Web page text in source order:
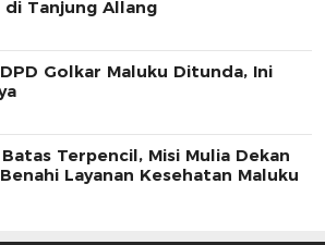
di Tanjung Allang
Golkar Maluku Ditunda, Ini
Terpencil, Misi Mulia Dekan
Layanan Kesehatan Maluku